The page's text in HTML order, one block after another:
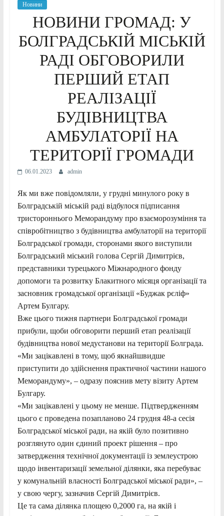
Новини
НОВИНИ ГРОМАД: У
БОЛГРАДСЬКІЙ МІСЬКІЙ
РАДІ ОБГОВОРИЛИ
ПЕРШИЙ ЕТАП
РЕАЛІЗАЦІЇ
БУДІВНИЦТВА
АМБУЛАТОРІЇ НА
ТЕРИТОРІЇ ГРОМАДИ
06.01.2023 admin
Як ми вже повідомляли, у грудні минулого року в
Болградській міській раді відбулося підписання
тристороннього Меморандуму про взаєморозуміння та
співробітництво з будівництва амбулаторії на території
Болградської громади, сторонами якого виступили
Болградський міський голова Сергій Димитрієв,
представники турецького Міжнародного фонду
допомоги та розвитку Блакитного місяця організації та
засновник громадської організації «Буджак рєліф»
Артем Булгару.
Вже цього тижня партнери Болградської громади
прибули, щоби обговорити перший етап реалізації
будівництва нової медустанови на території Болграда.
«Ми зацікавлені в тому, щоб якнайшвидше
приступити до здійснення практичної частини нашого
Меморандуму», – одразу пояснив мету візиту Артем
Булгару.
«Ми зацікавлені у цьому не менше. Підтвердженням
цього є проведена позапланово 24 грудня 48-а сесія
Болградської міської ради, на якій було позитивно
розглянуто один єдиний проект рішення – про
затвердження технічної документації із землеустрою
щодо інвентаризації земельної ділянки, яка перебуває
у комунальній власності Болградської міської ради», –
у свою чергу, зазначив Сергій Димитрієв.
Це та сама ділянка площею 0,2000 га, на якій і